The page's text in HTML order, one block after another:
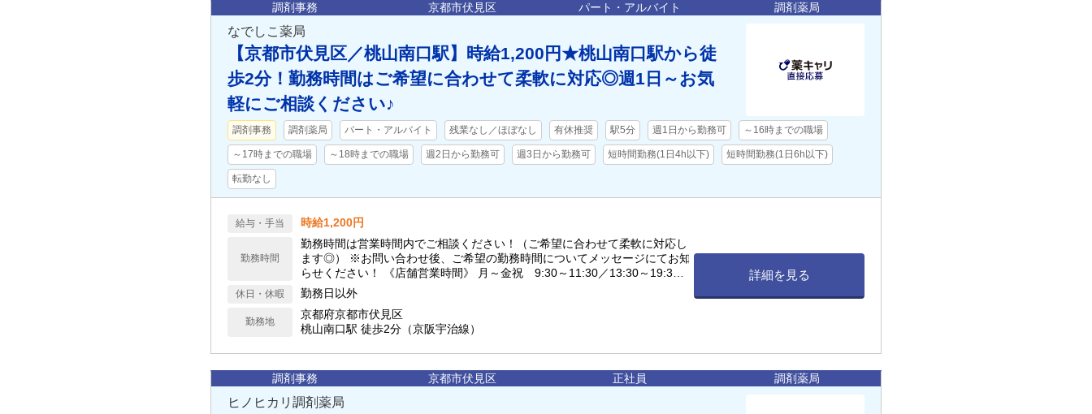
調剤事務 京都市伏見区 パート・アルバイト 調剤薬局
なでしこ薬局
【京都市伏見区／桃山南口駅】時給1,200円★桃山南口駅から徒
歩2分！勤務時間はご希望に合わせて柔軟に対応◎週1日～お気
軽にご相談ください♪
調剤事務 調剤薬局 パート・アルバイト 残業なし／ほぼなし 有休推奨 駅5分 週1日から勤務可 ～16時までの職場
～17時までの職場 ～18時までの職場 週2日から勤務可 週3日から勤務可 短時間勤務(1日4h以下) 短時間勤務(1日6h以下)
転勤なし
給与・手当 時給1,200円
勤務時間
勤務時間は営業時間内でご相談ください！（ご希望に合わせて柔軟に対応し
ます◎） ※お問い合わせ後、ご希望の勤務時間についてメッセージにてお知
らせください！ 《店舗営業時間》 月～金祝 9:30～11:30／13:30～19:30
土 9:30～11:30／13:30～16:30
休日・休暇 勤務日以外
勤務地
京都府京都市伏見区
桃山南口駅 徒歩2分（京阪宇治線）
詳細を見る
調剤事務 京都市伏見区 正社員 調剤薬局
ヒノヒカリ調剤薬局